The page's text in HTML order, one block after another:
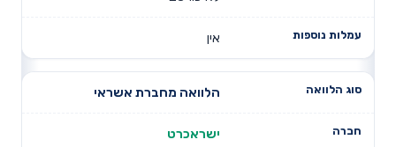
אין
הלוואה מחברת אשראי
ישראכרט